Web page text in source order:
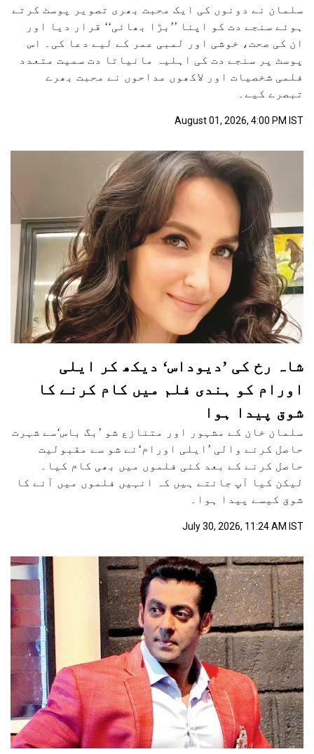
سلمان نے دونوں کی ایک محبت بھری تصویر پوسٹ کرتے
ہوئے سنجے دت کو اپنا ’’بڑا بھائی‘‘ قرار دیا اور
ان کی صحت، خوشی اور لمبی عمر کے لیے دعا کی۔ اس
پوسٹ پر سنجے دت کی اہلیہ مانیاتا دت سمیت متعدد
فلمی شخصیات اور لاکھوں مداحوں نے محبت بھرے
تبصرے کیے۔
August 01, 2026, 4:00 PM IST
شاہ رخ کی ’دیوداس‘ دیکھ کر ایلی
اورام کو ہندی فلم میں کام کرنے کا
شوق پیدا ہوا
سلمان خان کے مشہور اور متنازع شو ’بگ باس‘سے شہرت
حاصل کرنے والی ’ایلی اورام‘نے شو سے مقبولیت
حاصل کرنے کے بعد کئی فلموں میں بھی کام کیا۔
لیکن کیا آپ جانتے ہیں کہ انہیں فلموں میں آنے کا
شوق کیسے پیدا ہوا۔
July 30, 2026, 11:24 AM IST